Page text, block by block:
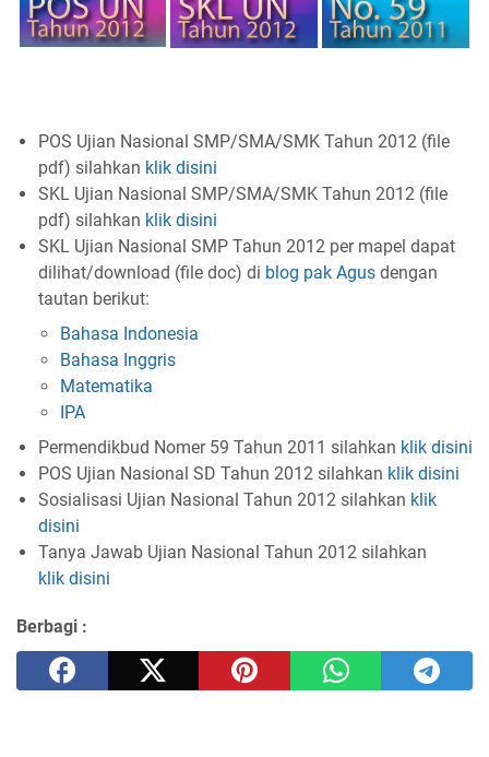
POS Ujian Nasional SMP/SMA/SMK Tahun 2012 (file
pdf) silahkan klik disini
SKL Ujian Nasional SMP/SMA/SMK Tahun 2012 (file
pdf) silahkan klik disini
SKL Ujian Nasional SMP Tahun 2012 per mapel dapat
dilihat/download (file doc) di blog pak Agus dengan
tautan berikut:
Bahasa Indonesia
Bahasa Inggris
Matematika
IPA
Permendikbud Nomer 59 Tahun 2011 silahkan klik disini
POS Ujian Nasional SD Tahun 2012 silahkan klik disini
Sosialisasi Ujian Nasional Tahun 2012 silahkan klik
disini
Tanya Jawab Ujian Nasional Tahun 2012 silahkan
klik disini
Berbagi :